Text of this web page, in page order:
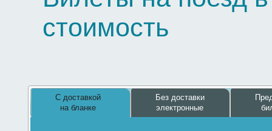
стоимость
С доставкой
на бланке
Без доставки
электронные